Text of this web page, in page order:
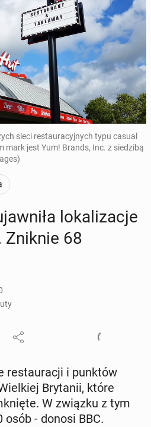
sieci restauracyjnych typu casual
mark jest Yum! Brands, Inc. z siedzibą
lo­ka­li­za­cje
Zniknie 68
re­stau­ra­cji i punktów
Bry­ta­nii, które
W związku z tym
- donosi BBC.